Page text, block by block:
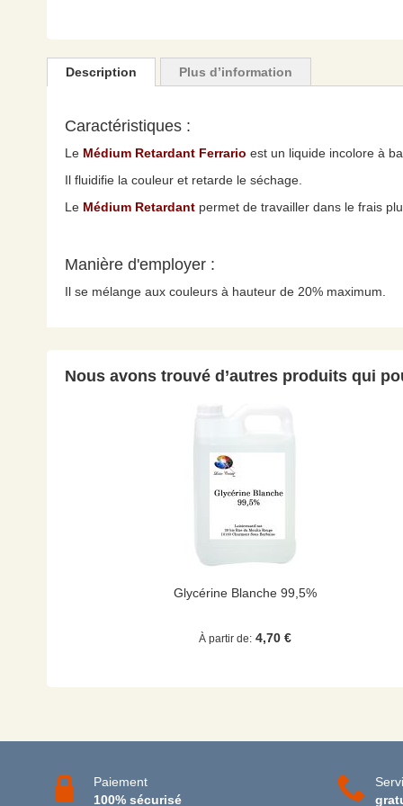
the
beginning
the
gallery
Description
Caractéristiques :
Le Médium Retardant Ferrario est un liquide incolore à
Il fluidifie la couleur et retarde le séchage.
Le Médium Retardant permet de travailler dans le frais
Manière d'employer :
Il se mélange aux couleurs à hauteur de 20% maximum.
Plus d’information
Nous avons trouvé d’autres produits qui
Glycérine Blanche 99,5%
À partir de 4,70 €
Paiement
100% sécurisé